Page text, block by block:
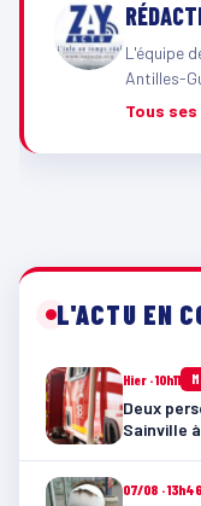
L'équipe
Antilles-
Tous
L'ACTU EN
Hier · 10h11
Deux
Sainville
07/08 · 13h46